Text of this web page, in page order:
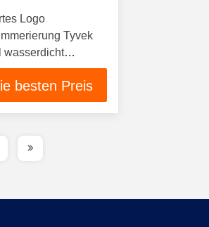
Logo
Tyvek
wasserdicht
Armband
besten Preis